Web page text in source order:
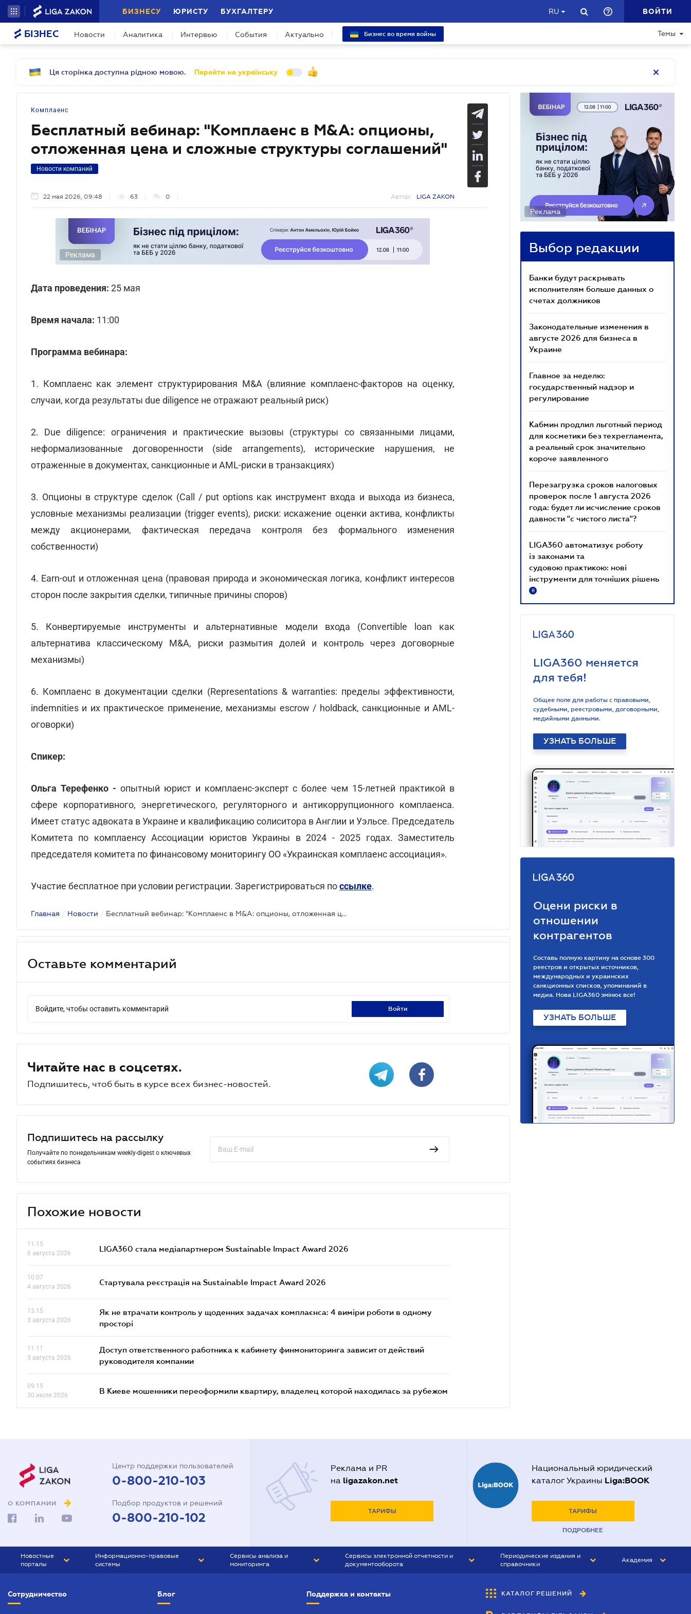
БИЗНЕСУ ЮРИСТУ БУХГАЛТЕРУ RU ВОЙТИ
БІЗНЕС Новости Аналитика Интервью События Актуально Бизнес во время войны Темы
Ця сторінка доступна рідною мовою. Перейти на українську
Комплаенс
Бесплатный вебинар: "Комплаенс в M&A: опционы,
отложенная цена и сложные структуры соглашений"
Новости компаний
22 мая 2026, 09:48 63 0 Автор: LIGA ZAKON
Реклама
Дата проведения: 25 мая
Время начала: 11:00
Программа вебинара:
1. Комплаенс как элемент структурирования M&A (влияние комплаенс-факторов на оценку,
случаи, когда результаты due diligence не отражают реальный риск)
2. Due diligence: ограничения и практические вызовы (структуры со связанными лицами,
неформализованные договоренности (side arrangements), исторические нарушения, не
отраженные в документах, санкционные и AML-риски в транзакциях)
3. Опционы в структуре сделок (Call / put options как инструмент входа и выхода из бизнеса,
условные механизмы реализации (trigger events), риски: искажение оценки актива, конфликты
между акционерами, фактическая передача контроля без формального изменения
собственности)
4. Earn-out и отложенная цена (правовая природа и экономическая логика, конфликт интересов
сторон после закрытия сделки, типичные причины споров)
5. Конвертируемые инструменты и альтернативные модели входа (Convertible loan как
альтернатива классическому M&A, риски размытия долей и контроль через договорные
механизмы)
6. Комплаенс в документации сделки (Representations & warranties: пределы эффективности,
indemnities и их практическое применение, механизмы escrow / holdback, санкционные и AML-
оговорки)
Спикер:
Ольга Терефенко - опытный юрист и комплаенс-эксперт с более чем 15-летней практикой в
сфере корпоративного, энергетического, регуляторного и антикоррупционного комплаенса.
Имеет статус адвоката в Украине и квалификацию солиситора в Англии и Уэльсе. Председатель
Комитета по комплаенсу Ассоциации юристов Украины в 2024 - 2025 годах. Заместитель
председателя комитета по финансовому мониторингу ОО «Украинская комплаенс ассоциация».
Участие бесплатное при условии регистрации. Зарегистрироваться поссылке.
Главная / Новости / Бесплатный вебинар: "Комплаенс в M&A: опционы, отложенная цена и сложные структуры соглашений"
Оставьте комментарий
Войдите, чтобы оставить комментарий войти
Читайте нас в соцсетях.
Подпишитесь, чтоб быть в курсе всех бизнес-новостей.
Подпишитесь на рассылку
Получайте по понедельникам weekly-digest о ключевых
событиях бизнеса
Похожие новости
11.15
6 августа 2026
LIGA360 стала медіапартнером Sustainable Impact Award 2026
10.07
4 августа 2026
Стартувала реєстрація на Sustainable Impact Award 2026
13.15
3 августа 2026
Як не втрачати контроль у щоденних задачах комплаєнса: 4 виміри роботи в одному
просторі
11.11
3 августа 2026
Доступ ответственного работника к кабинету финмониторинга зависит от действий
руководителя компании
09.15
30 июля 2026
В Киеве мошенники переоформили квартиру, владелец которой находилась за рубежом
Реклама
Выбор редакции
Банки будут раскрывать
исполнителям больше данных о
счетах должников
Законодательные изменения в
августе 2026 для бизнеса в
Украине
Главное за неделю:
государственный надзор и
регулирование
Кабмин продлил льготный период
для косметики без техрегламента,
а реальный срок значительно
короче заявленного
Перезагрузка сроков налоговых
проверок после 1 августа 2026
года: будет ли исчисление сроков
давности "с чистого листа"?
LIGA360 автоматизує роботу
із законами та
судовою практикою: нові
інструменти для точніших рішень
R
LIGA360 меняется
для тебя!
Общее поле для работы с правовыми,
судебными, реестровыми, договорными,
медийными данными.
УЗНАТЬ БОЛЬШЕ
Оцени риски в
отношении
контрагентов
Составь полную картину на основе 300
реестров и открытых источников,
международных и украинских
санкционных списков, упоминаний в
медиа. Нова LIGA360 змінює все!
УЗНАТЬ БОЛЬШЕ
О КОМПАНИИ
Центр поддержки пользователей
0-800-210-103
Подбор продуктов и решений
0-800-210-102
Реклама и PR
на ligazakon.net
ТАРИФЫ
Национальный юридический
каталог Украины Liga:BOOK
ТАРИФЫ
ПОДРОБНЕЕ
Новостные
порталы
БИЗНЕС
Информационно-правовые
системы
Сервисы анализа и
мониторинга
Сервисы электронной отчетности и
документооборота
Периодические издания и
справочники
БУХГАЛТЕР&ЗАКОН
Академия
Сотрудничество Блог Поддержка и контакты КАТАЛОГ РЕШЕНИЙ